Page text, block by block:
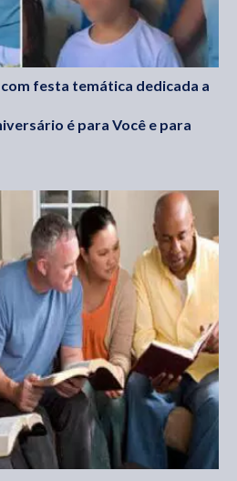
festa temática dedicada a
é para Você e para